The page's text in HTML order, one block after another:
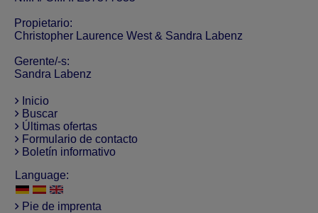
Propietario:
Christopher Laurence West & Sandra Labenz
Gerente/-s:
Sandra Labenz
Inicio
Buscar
Últimas ofertas
Formulario de contacto
Boletín informativo
Language:
Pie de imprenta